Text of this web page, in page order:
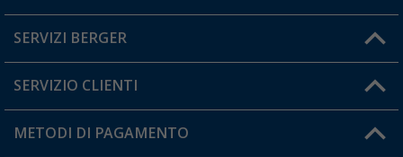
Hai una domanda?
SERVIZI BERGER
Diventare rivenditori
Il mio Account
SERVIZIO CLIENTI
Informazioni sulla spedizione
METODI DI PAGAMENTO